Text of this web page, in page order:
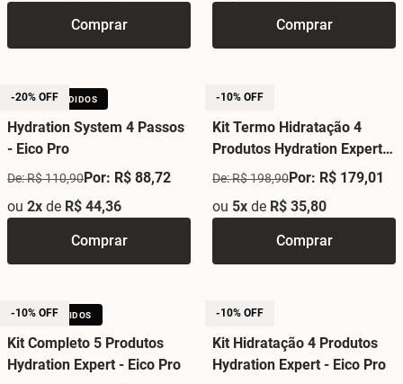
Comprar
Comprar
-20% OFF
+15 MIL VENDIDOS
Hydration System 4 Passos
- Eico Pro
De: R$ 110,90Por: R$ 88,72
ou 2x de R$ 44,36
Comprar
-10% OFF
Kit Termo Hidratação 4
Produtos Hydration Expert -
Eico Pro
De: R$ 198,90Por: R$ 179,01
ou 5x de R$ 35,80
Comprar
-10% OFF
+5 MIL VENDIDOS
Kit Completo 5 Produtos
Hydration Expert - Eico Pro
-10% OFF
Kit Hidratação 4 Produtos
Hydration Expert - Eico Pro